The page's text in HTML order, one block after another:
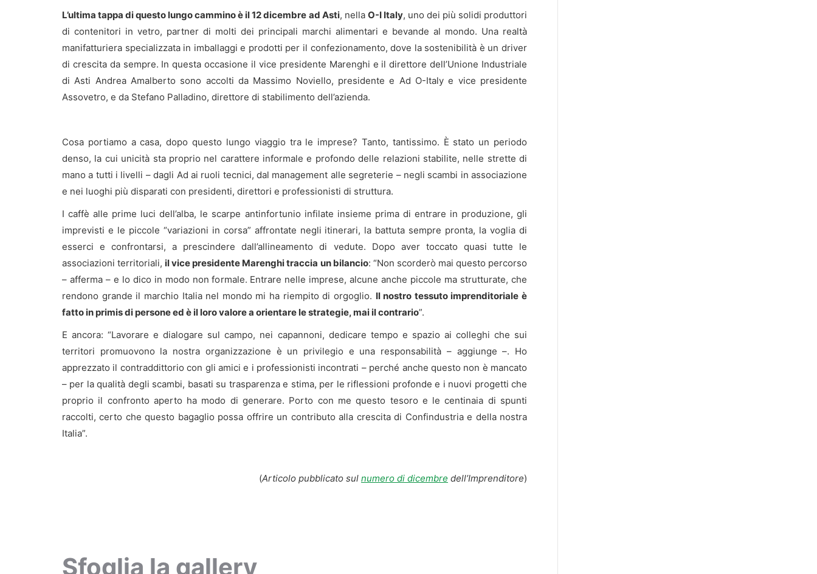
L’ultima tappa di questo lungo cammino è il 12 dicembre ad Asti, nella O-I Italy, uno dei più solidi produttori
di contenitori in vetro, partner di molti dei principali marchi alimentari e bevande al mondo. Una realtà
manifatturiera specializzata in imballaggi e prodotti per il confezionamento, dove la sostenibilità è un driver
di crescita da sempre. In questa occasione il vice presidente Marenghi e il direttore dell’Unione Industriale
di Asti Andrea Amalberto sono accolti da Massimo Noviello, presidente e Ad O-Italy e vice presidente
Assovetro, e da Stefano Palladino, direttore di stabilimento dell’azienda.
Cosa portiamo a casa, dopo questo lungo viaggio tra le imprese? Tanto, tantissimo. È stato un periodo
denso, la cui unicità sta proprio nel carattere informale e profondo delle relazioni stabilite, nelle strette di
mano a tutti i livelli – dagli Ad ai ruoli tecnici, dal management alle segreterie – negli scambi in associazione
e nei luoghi più disparati con presidenti, direttori e professionisti di struttura.
I caffè alle prime luci dell’alba, le scarpe antinfortunio infilate insieme prima di entrare in produzione, gli
imprevisti e le piccole “variazioni in corsa” affrontate negli itinerari, la battuta sempre pronta, la voglia di
esserci e confrontarsi, a prescindere dall’allineamento di vedute. Dopo aver toccato quasi tutte le
associazioni territoriali, il vice presidente Marenghi traccia un bilancio: “Non scorderò mai questo percorso
– afferma – e lo dico in modo non formale. Entrare nelle imprese, alcune anche piccole ma strutturate, che
rendono grande il marchio Italia nel mondo mi ha riempito di orgoglio. Il nostro tessuto imprenditoriale è
fatto in primis di persone ed è il loro valore a orientare le strategie, mai il contrario”.
E ancora: “Lavorare e dialogare sul campo, nei capannoni, dedicare tempo e spazio ai colleghi che sui
territori promuovono la nostra organizzazione è un privilegio e una responsabilità – aggiunge –. Ho
apprezzato il contraddittorio con gli amici e i professionisti incontrati – perché anche questo non è mancato
– per la qualità degli scambi, basati su trasparenza e stima, per le riflessioni profonde e i nuovi progetti che
proprio il confronto aperto ha modo di generare. Porto con me questo tesoro e le centinaia di spunti
raccolti, certo che questo bagaglio possa offrire un contributo alla crescita di Confindustria e della nostra
Italia”.
(Articolo pubblicato sul numero di dicembre dell’Imprenditore)
Sfoglia la gallery